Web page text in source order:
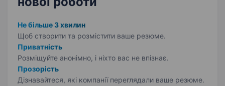
Не більше 3 хвилин
Щоб створити та розмістити ваше резюме.
Приватність
Розміщуйте анонімно, і ніхто вас не впізнає.
Прозорість
Дізнавайтеся, які компанії переглядали ваше резюме.